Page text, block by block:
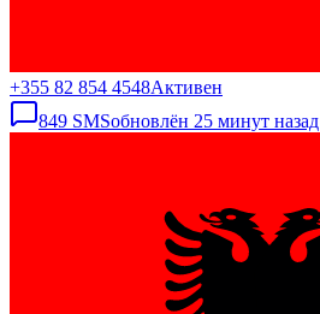
+355 82 854 4548Активен
849 SMSобновлён 25 минут назад